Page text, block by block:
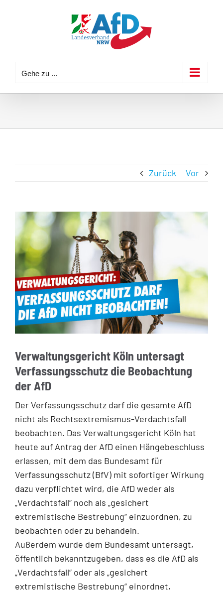
Gehe zu ...
Zurück Vor
Verwaltungsgericht Köln untersagt
Verfassungsschutz die Beobachtung
der AfD
Der Verfassungsschutz darf die gesamte AfD
nicht als Rechtsextremismus-Verdachtsfall
beobachten. Das Verwaltungsgericht Köln hat
heute auf Antrag der AfD einen Hängebeschluss
erlassen, mit dem das Bundesamt für
Verfassungsschutz (BfV) mit sofortiger Wirkung
dazu verpflichtet wird, die AfD weder als
„Verdachtsfall“ noch als „gesichert
extremistische Bestrebung“ einzuordnen, zu
beobachten oder zu behandeln.
Außerdem wurde dem Bundesamt untersagt,
öffentlich bekanntzugeben, dass es die AfD als
„Verdachtsfall“ oder als „gesichert
extremistische Bestrebung“ einordnet,